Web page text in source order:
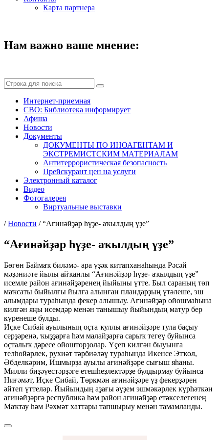
Карта партнера
Нам важно ваше мнение:
Интернет-приемная
СВО: Библиотека информирует
Афиша
Новости
Документы
ДОКУМЕНТЫ ПО ИНОАГЕНТАМ И
ЭКСТРЕМИСТСКИМ МАТЕРИАЛАМ
Антитеррористическая безопасность
Прейскурант цен на услуги
Электронный каталог
Видео
Фотогалерея
Виртуальные выставки
/Новости /“Ағинәйҙәр һүҙе- аҡылдың үҙе”
“Ағинәйҙәр һүҙе- аҡылдың үҙе”
Бөгөн Баймаҡ биләмә- ара үҙәк китапханаһында Рәсәй
мәҙәниәте йылы айҡанлы “Ағинәйҙәр һүҙе- аҡылдың үҙе”
исемле район ағинәйҙәренең йыйыны үтте. Был сараның төп
маҡсаты быйылғы йылға алынған пландарҙың үтәлеше, эш
алымдары тураһында фекер алышыу. Ағинәйҙәр ойошмаһына
килгән яңы исемдәр менән танышыу йыйындың матур бер
күренеше булды.
Иҫке Сибай ауылының оҫта ҡуллы ағинәйҙәре тула баҫыу
серҙәренә, ҡыҙҙарға һәм малайҙарға сарыҡ тегеү буйынса
оҫталыҡ дәресе ойошторҙолар. Үҫеп килгән быуынға
телһөйәрлек, рухиәт тәрбиәләү тураһында Икенсе Этҡол,
Әбделкәрим, Ишмырҙа ауылы ағинәйҙәре сығыш яһаны.
Милли биҙәүестәрҙәге етешһеҙлектәрҙе булдырмау буйынса
Ниғәмәт, Иҫке Сибай, Төркмән ағинәйҙәре үҙ фекерҙәрен
әйтеп үттеләр. Йыйындың аҙағы әүҙем эшмәкәрлек күрһәткән
ағинәйҙәргә республика һәм район ағинәйҙәр етәкселегенең
Маҡтау һәм Рәхмәт хаттары тапшырыу менән тамамланды.